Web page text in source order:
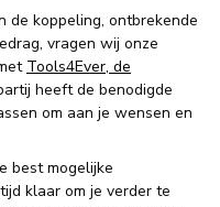
de koppeling, ontbrekende
vragen wij onze
Tools4Ever, de
heeft de benodigde
om aan je wensen en
best mogelijke
klaar om je verder te